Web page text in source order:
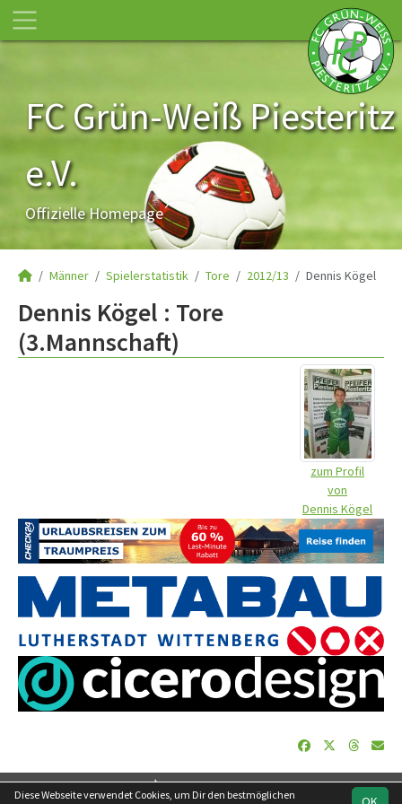
FC Grün-Weiß Piesteritz
e.V.
Offizielle Homepage
Männer Spielerstatistik Tore 2012/13 Dennis Kögel
Dennis Kögel : Tore
(3.Mannschaft)
zum Profil
von
Dennis Kögel
soccero.de
Diese Webseite verwendet Cookies, um Dir den bestmöglichen